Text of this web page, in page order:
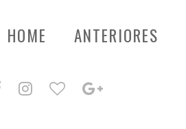
ANTERIORES
HOME